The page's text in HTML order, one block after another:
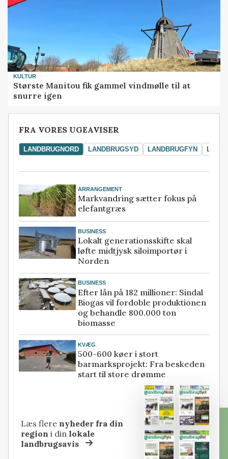
KULTUR
Største Manitou fik gammel vindmølle til at
snurre igen
FRA VORES UGEAVISER
LANDBRUGNORD LANDBRUGSYD LANDBRUGFYN
ARRANGEMENT
Markvandring sætter fokus på
elefantgræs
BUSINESS
Lokalt generationsskifte skal
løfte midtjysk siloimportør i
Norden
BUSINESS
Efter lån på 182 millioner: Sindal
Biogas vil fordoble produktionen
og behandle 800.000 ton
biomasse
KVÆG
500-600 køer i stort
barmarksprojekt: Fra beskeden
start til store drømme
Læs flere nyheder fra din
region i dinlokale
landbrugsavis